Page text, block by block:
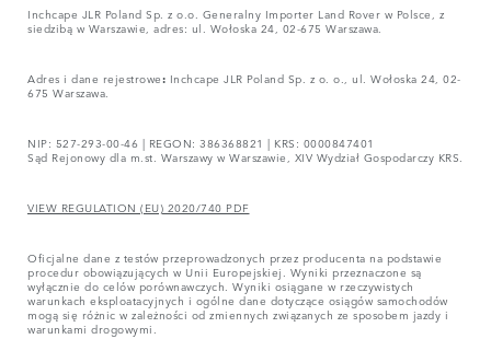
Inchcape JLR Poland Sp. z o.o. Generalny Importer Land Rover w Polsce, z
siedzibą w Warszawie, adres: ul. Wołoska 24, 02-675 Warszawa.
Adres i dane rejestrowe: Inchcape JLR Poland Sp. z o. o., ul. Wołoska 24, 02-
675 Warszawa.
NIP: 527-293-00-46 | REGON: 386368821 | KRS: 0000847401
Sąd Rejonowy dla m.st. Warszawy w Warszawie, XIV Wydział Gospodarczy KRS.
VIEW REGULATION (EU) 2020/740 PDF
Oficjalne dane z testów przeprowadzonych przez producenta na podstawie
procedur obowiązujących w Unii Europejskiej. Wyniki przeznaczone są
wyłącznie do celów porównawczych. Wyniki osiągane w rzeczywistych
warunkach eksploatacyjnych i ogólne dane dotyczące osiągów samochodów
mogą się różnic w zależności od zmiennych związanych ze sposobem jazdy i
warunkami drogowymi.